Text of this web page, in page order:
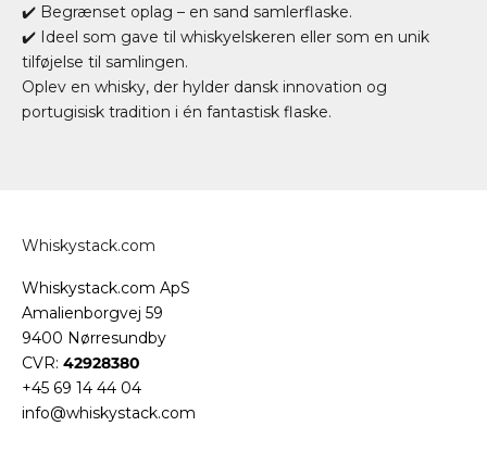
✔️ Begrænset oplag – en sand samlerflaske.
✔️ Ideel som gave til whiskyelskeren eller som en unik
tilføjelse til samlingen.
Oplev en whisky, der hylder dansk innovation og
portugisisk tradition i én fantastisk flaske.
Whiskystack.com
Whiskystack.com ApS
Amalienborgvej 59
9400 Nørresundby
CVR: 42928380
+45 69 14 44 04
info@whiskystack.com